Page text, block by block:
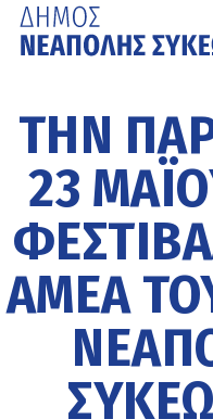
κυρίως
περιεχόμενο
TΗΝ
23
ΑΜΕΑ